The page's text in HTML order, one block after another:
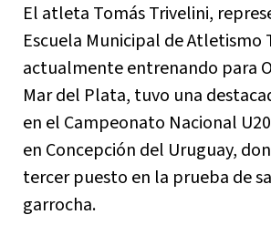
El atleta Tomás Trivelini,
Escuela Municipal de Atletismo
actualmente entrenando para
Mar del Plata, tuvo una
en el Campeonato Nacional
en Concepción del Uruguay,
tercer puesto en la prueba de
garrocha.